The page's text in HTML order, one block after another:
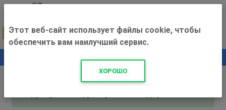
+500 ₽
Внимание! С 3 августа магазин работает по
Этот веб-сайт использует файлы cookie, чтобы
обеспечить вам наилучший сервис.
ХОРОШО